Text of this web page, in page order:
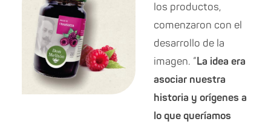
los productos,
comenzaron con el
desarrollo de la
imagen. “La idea era
asociar nuestra
historia y orígenes a
lo que queríamos